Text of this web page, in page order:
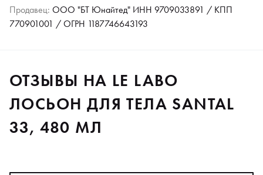
Продавец: ООО "БТ Юнайтед" ИНН 9709033891 / КПП
770901001 / ОГРН 1187746643193
ОТЗЫВЫ НА LE LABO
ЛОСЬОН ДЛЯ ТЕЛА SANTAL
33, 480 МЛ